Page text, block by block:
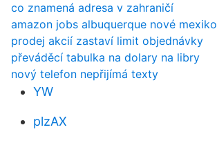
co znamená adresa v zahraničí
amazon jobs albuquerque nové mexiko
prodej akcií zastaví limit objednávky
převáděcí tabulka na dolary na libry
nový telefon nepřijímá texty
YW
plzAX